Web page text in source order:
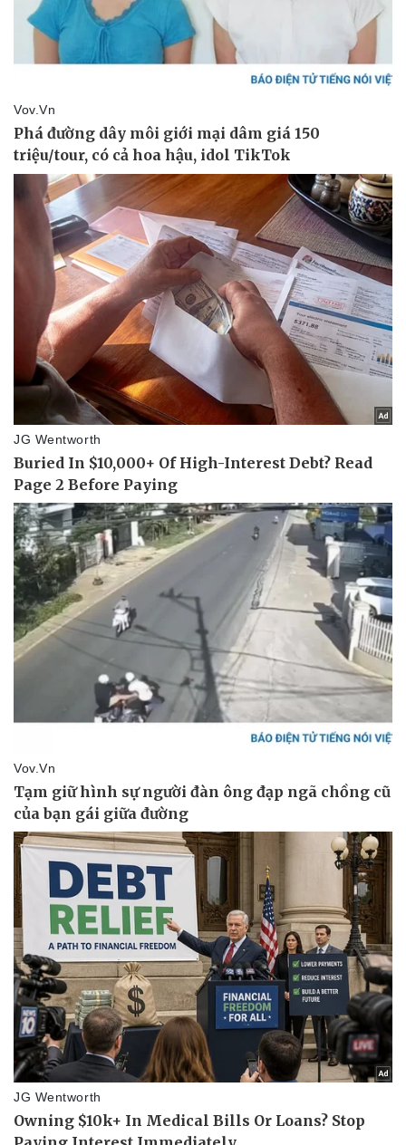
Pháp luật
Vụ án
Tin nóng
Tư vấn luật
Quân sự - Quốc phòng
Vũ khí
Việt Nam
Phân tích